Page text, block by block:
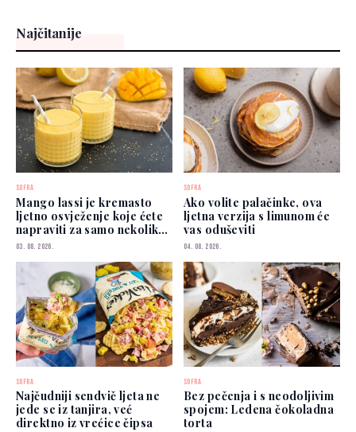
Najčitanije
SOFRA
Mango lassi je kremasto
ljetno osvježenje koje ćete
napraviti za samo nekoliko
minuta
03. 08. 2026.
SOFRA
Ako volite palačinke, ova
ljetna verzija s limunom će
vas oduševiti
04. 08. 2026.
SOFRA
Najčudniji sendvič ljeta ne
jede se iz tanjira, već
direktno iz vrećice čipsa
SOFRA
Bez pečenja i s neodoljivim
spojem: Ledena čokoladna
torta